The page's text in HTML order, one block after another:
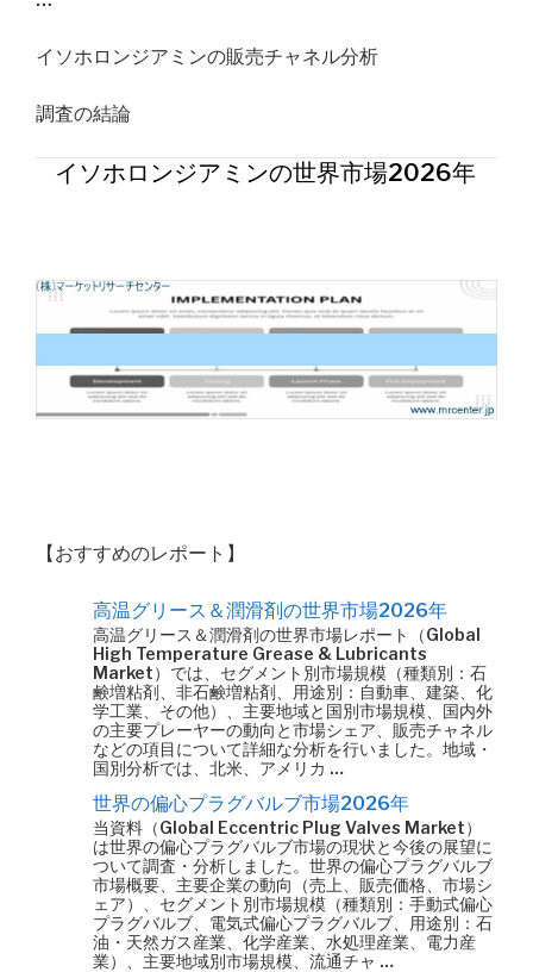
イソホロンジアミンの販売チャネル分析
調査の結論
イソホロンジアミンの世界市場2026年
【おすすめのレポート】
高温グリース＆潤滑剤の世界市場2026年
高温グリース＆潤滑剤の世界市場レポート（Global
High Temperature Grease & Lubricants
Market）では、セグメント別市場規模（種類別：石
鹸増粘剤、非石鹸増粘剤、用途別：自動車、建築、化
学工業、その他）、主要地域と国別市場規模、国内外
の主要プレーヤーの動向と市場シェア、販売チャネル
などの項目について詳細な分析を行いました。地域・
国別分析では、北米、アメリカ …
世界の偏心プラグバルブ市場2026年
当資料（Global Eccentric Plug Valves Market）
は世界の偏心プラグバルブ市場の現状と今後の展望に
ついて調査・分析しました。世界の偏心プラグバルブ
市場概要、主要企業の動向（売上、販売価格、市場シ
ェア）、セグメント別市場規模（種類別：手動式偏心
プラグバルブ、電気式偏心プラグバルブ、用途別：石
油・天然ガス産業、化学産業、水処理産業、電力産
業）、主要地域別市場規模、流通チャ …